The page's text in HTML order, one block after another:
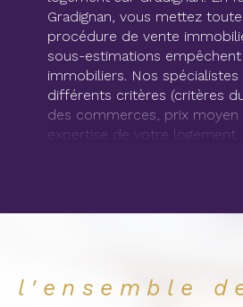
Gradignan, vous mettez
procédure de vente
sous-estimations
immobiliers. Nos
différents critères (critères
des commerces, prix
expertise de votre logement.
Retrouvez directement sur
différentes tranches de prix.
l'ensemble